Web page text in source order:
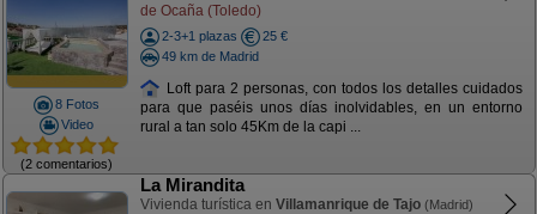
8 Fotos
Video
(2 comentarios)
de Ocaña (Toledo)
2-3+1 plazas
25 €
49 km de Madrid
Loft para 2 personas, con todos los detalles cuidados
para que paséis unos días inolvidables, en un entorno
rural a tan solo 45Km de la capi ...
La Mirandita
Vivienda turística en Villamanrique de Tajo (Madrid)